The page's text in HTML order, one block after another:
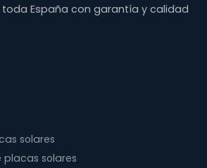
España con garantía y calidad
solares
solares